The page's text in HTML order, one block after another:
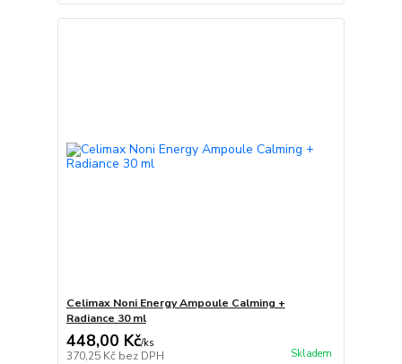
Celimax Noni Energy Ampoule Calming +
Radiance 30 ml
448,00 Kč/ks
370,25 Kč bez DPH Skladem